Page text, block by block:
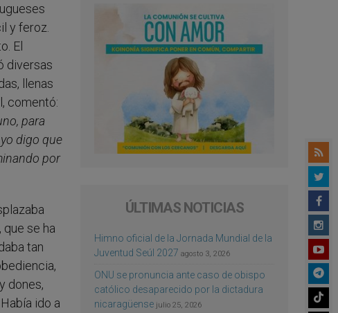
y feroz.
El
diversas
llenas
comentó:
para
digo que
por
se ha
tan
dones,
ido a
ÚLTIMAS NOTICIAS
Himno oficial de la Jornada Mundial de la
Juventud Seúl 2027 agosto 3, 2026
ONU se pronuncia ante caso de obispo
católico desaparecido por la dictadura
nicaragüense julio 25, 2026